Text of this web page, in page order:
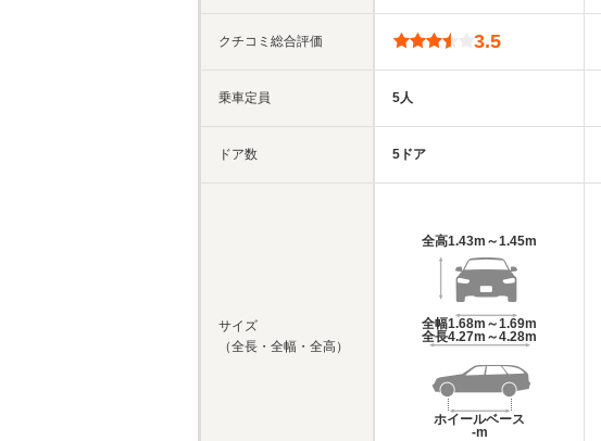
クチコミ総合評価
乗車定員
ドア数
サイズ
（全長・全幅・全高）
3.5
5人
5ドア
全高1.43m～1.45m
全幅1.68m～1.69m
全長4.27m～4.28m
ホイールベース
-m